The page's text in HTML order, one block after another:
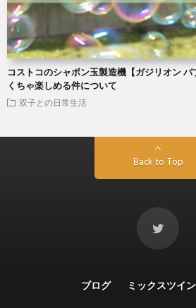
コストコのシャボン玉製造機【ガジリオン
くちゃ楽しめる件について
双子との日常生活
Back to Top
ブログ ミックスツイ